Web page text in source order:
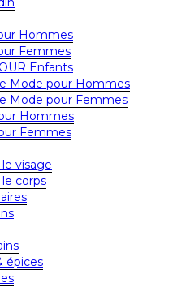
Hommes
Femmes
Enfants
Mode pour Hommes
Mode pour Femmes
Hommes
Femmes
visage
corps
épices